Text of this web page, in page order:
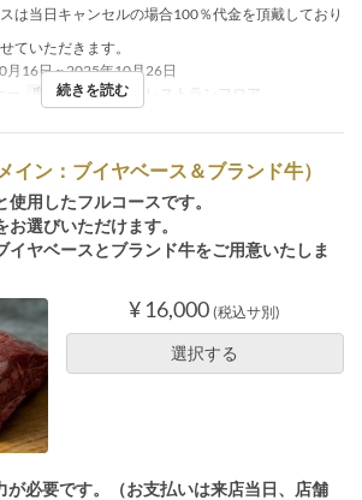
は当日キャンセルの場合100％代金を頂戴しており
ていただきます。
月16日 ~ 2025年10月26日
席のカテゴリ 2F レストランフロア
続きを読む
イン：ブイヤベース＆ブランド牛）
用したフルコースです。
選びいただけます。
イヤベースとブランド牛をご用意いたしま
¥ 16,000 (税込サ別)
選択する
が必要です。（お支払いは来店当日、店舗